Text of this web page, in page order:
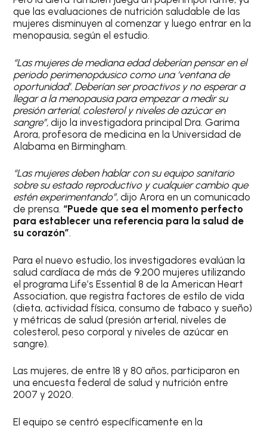
que las evaluaciones de nutrición saludable de las
mujeres disminuyen al comenzar y luego entrar en la
menopausia, según el estudio.
“Las mujeres de mediana edad deberían pensar en el
periodo perimenopáusico como una ‘ventana de
oportunidad’. Deberían ser proactivos y no esperar a
llegar a la menopausia para empezar a medir su
presión arterial, colesterol y niveles de azúcar en
sangre”, dijo la investigadora principal Dra. Garima
Arora, profesora de medicina en la Universidad de
Alabama en Birmingham.
“Las mujeres deben hablar con su equipo sanitario
sobre su estado reproductivo y cualquier cambio que
estén experimentando”, dijo Arora en un comunicado
de prensa. “Puede que sea el momento perfecto
para establecer una referencia para la salud de
su corazón”.
Para el nuevo estudio, los investigadores evalúan la
salud cardíaca de más de 9.200 mujeres utilizando
el programa Life’s Essential 8 de la American Heart
Association, que registra factores de estilo de vida
(dieta, actividad física, consumo de tabaco y sueño)
y métricas de salud (presión arterial, niveles de
colesterol, peso corporal y niveles de azúcar en
sangre).
Las mujeres, de entre 18 y 80 años, participaron en
una encuesta federal de salud y nutrición entre
2007 y 2020.
El equipo se centró específicamente en la